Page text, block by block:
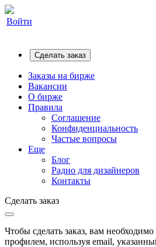
Войти
Сделать заказ
Заказы на бирже
Вакансии
О бирже
Правила
Соглашение
Конфиденциальность
Частые вопросы
Еще
Блог
Радио для дизайнеров
Контакты
Сделать заказ
Чтобы сделать заказ, вам
профилем, используя email,